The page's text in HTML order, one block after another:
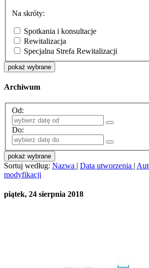
Na skróty:
Spotkania i konsultacje
Rewitalizacja
Specjalna Strefa Rewitalizacji
pokaż wybrane
Archiwum
Od:
Do:
pokaż wybrane
Sortuj według: Nazwa | Data utworzenia |
modyfikacji
piątek, 24 sierpnia 2018